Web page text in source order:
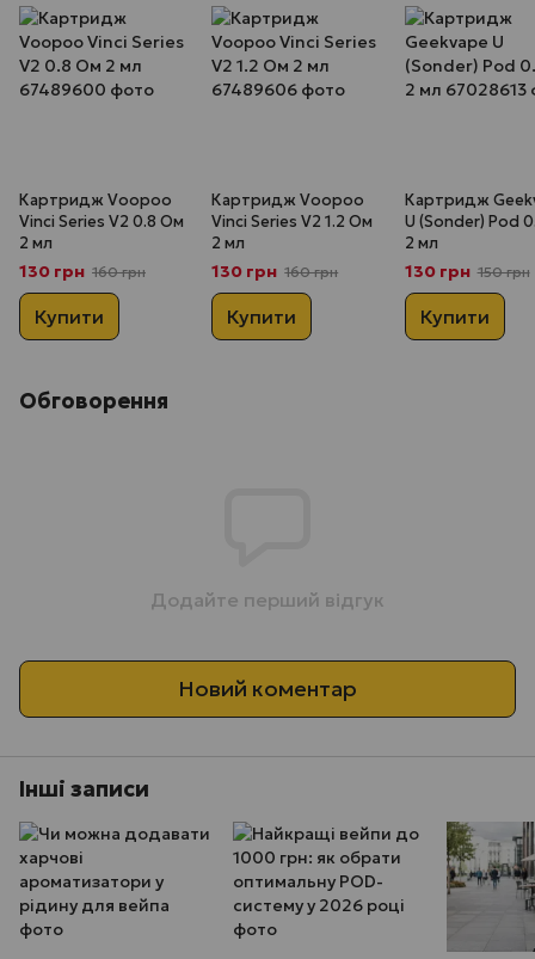
Картридж Voopoo
Vinci Series V2 0.8 Ом
2 мл
130 грн 160 грн
Купити
Картридж Voopoo
Vinci Series V2 1.2 Ом
2 мл
130 грн 160 грн
Купити
Картридж
U (Sonder) Pod
2 мл
130 грн 150 грн
Купити
Обговорення
Додайте перший відгук
Новий коментар
Інші записи